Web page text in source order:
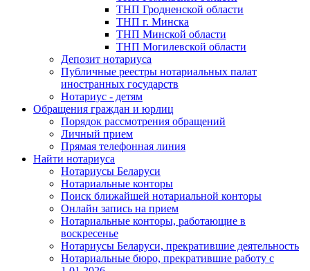
ТНП Гродненской области
ТНП г. Минска
ТНП Минской области
ТНП Могилевской области
Депозит нотариуса
Публичные реестры нотариальных палат
иностранных государств
Нотариус - детям
Обращения граждан и юрлиц
Порядок рассмотрения обращений
Личный прием
Прямая телефонная линия
Найти нотариуса
Нотариусы Беларуси
Нотариальные конторы
Поиск ближайшей нотариальной конторы
Онлайн запись на прием
Нотариальные конторы, работающие в
воскресенье
Нотариусы Беларуси, прекратившие деятельность
Нотариальные бюро, прекратившие работу с